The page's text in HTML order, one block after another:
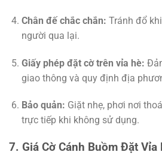
Chân đế chắc chắn: Tránh đổ
người qua lại.
Giấy phép đặt cờ trên vỉa hè:
giao thông và quy định địa
Bảo quản: Giặt nhẹ, phơi nơi
trực tiếp khi không sử dụng.
7. Giá Cờ Cánh Buồm Đặt Vỉa